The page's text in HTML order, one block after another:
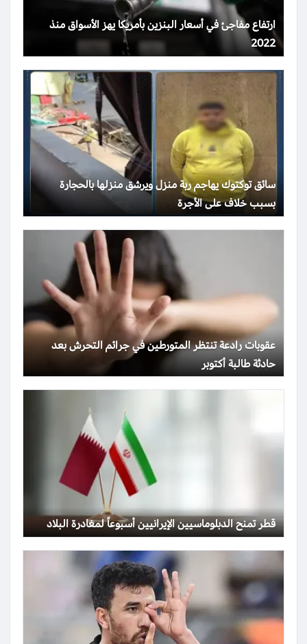
ارتفاع مفاجئ في أسعار البنزين بأمريكا يهز الأسواق منذ
2022
سائق توكتوك يهاجم ربة منزل ويرشق منزلها بالحجارة
بسبب خلاف على الأجرة
عقوبات رادعة تنتظر المتورطين في جرائم التحرش بعد
حادثة طالبة أكتوبر
قطر تمنح الدبلوماسيين الإيرانيين أسبوعاً لمغادرة البلاد